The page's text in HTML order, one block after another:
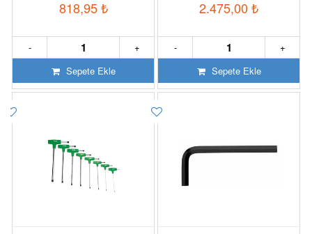
818,95₺
+
-
Sepete Ekle
2.475,00 ₺
+
-
Sepete Ekle